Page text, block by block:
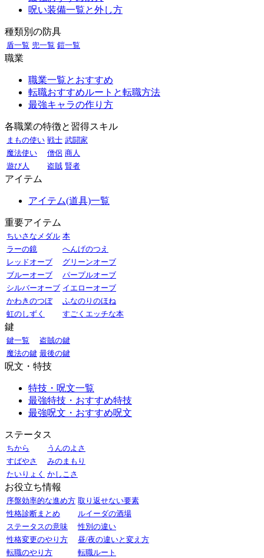
呪い装備一覧と外し方
種類別の防具
盾一覧 兜一覧 鎧一覧
職業
職業一覧とおすすめ
転職おすすめルートと転職方法
最強キャラの作り方
各職業の特徴と習得スキル
まもの使い 戦士 武闘家
魔法使い
僧侶 商人
遊び人
盗賊 賢者
アイテム
アイテム(道具)一覧
重要アイテム
ちいさなメダル 本
ラーの鏡
へんげのつえ
レッドオーブ
グリーンオーブ
ブルーオーブ
パープルオーブ
シルバーオーブ イエローオーブ
かわきのつぼ
ふなのりのほね
虹のしずく
すごくエッチな本
鍵
鍵一覧
盗賊の鍵
魔法の鍵 最後の鍵
呪文・特技
特技・呪文一覧
最強特技・おすすめ特技
最強呪文・おすすめ呪文
ステータス
ちから
うんのよさ
すばやさ
みのまもり
たいりょく かしこさ
お役立ち情報
序盤効率的な進め方 取り返せない要素
性格診断まとめ
ルイーダの酒場
ステータスの意味
性別の違い
性格変更のやり方
昼/夜の違いと変え方
転職のやり方
転職ルート